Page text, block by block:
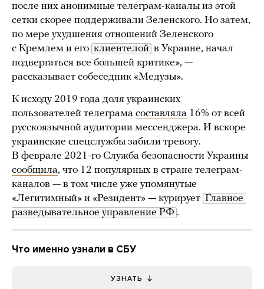
после них анонимные телеграм-каналы из этой
сетки скорее поддерживали Зеленского. Но затем,
по мере ухудшения отношений Зеленского
с Кремлем и его клиентелой в Украине, начал
подвергаться все большей критике», —
рассказывает собеседник «Медузы».
К исходу 2019 года доля украинских
пользователей телеграма составляла 16% от всей
русскоязычной аудитории мессенджера. И вскоре
украинские спецслужбы забили тревогу.
В феврале 2021-го Служба безопасности Украины
сообщила, что 12 популярных в стране телеграм-
каналов — в том числе уже упомянутые
«Легитимный» и «Резидент» — курирует Главное
разведывательное управление РФ .
Что именно узнали в СБУ
УЗНАТЬ